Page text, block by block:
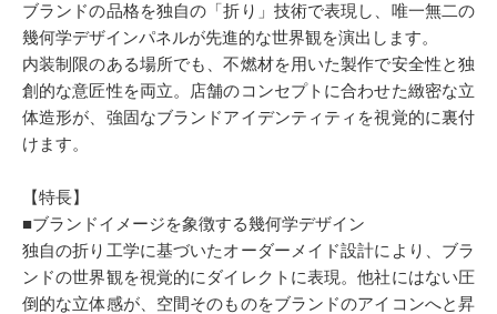
お気に入り
ブランドの品格を独自の「折り」技術で表現し、唯一無二の
幾何学デザインパネルが先進的な世界観を演出します。
内装制限のある場所でも、不燃材を用いた製作で安全性と独
創的な意匠性を両立。店舗のコンセプトに合わせた緻密な立
体造形が、強固なブランドアイデンティティを視覚的に裏付
けます。
【特長】
■ブランドイメージを象徴する幾何学デザイン
独自の折り工学に基づいたオーダーメイド設計により、ブラ
ンドの世界観を視覚的にダイレクトに表現。他社にはない圧
倒的な立体感が、空間そのものをブランドのアイコンへと昇